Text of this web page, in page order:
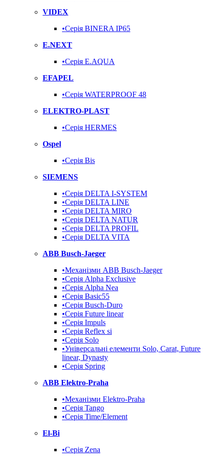
VIDEX
•Серія BINERA IP65
E.NEXT
•Серія E.AQUA
EFAPEL
•Серія WATERPROOF 48
ELEKTRO-PLAST
•Серія HERMES
Ospel
•Серія Bis
SIEMENS
•Серія DELTA I-SYSTEM
•Серія DELTA LINE
•Серія DELTA MIRO
•Серія DELTA NATUR
•Серія DELTA PROFIL
•Серія DELTA VITA
ABB Busch-Jaeger
•Механізми ABB Busch-Jaeger
•Серія Alpha Exclusive
•Серія Alpha Nea
•Серія Basic55
•Серія Busch-Duro
•Серія Future linear
•Серія Impuls
•Серія Reflex si
•Серія Solo
•Універсальні елементи Solo, Carat, Future
linear, Dynasty
•Серія Spring
ABB Elektro-Praha
•Механізми Elektro-Praha
•Серія Tango
•Серія Time/Element
El-Bi
•Серія Zena